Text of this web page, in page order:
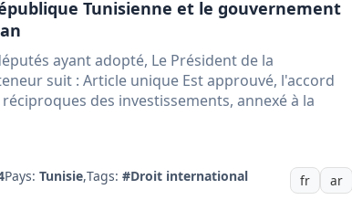
Tunisienne et le gouvernement
ayant adopté, Le Président de la
suit : Article unique Est approuvé, l'accord
des investissements, annexé à la
Pays: Tunisie,Tags: #Droit international fr ar